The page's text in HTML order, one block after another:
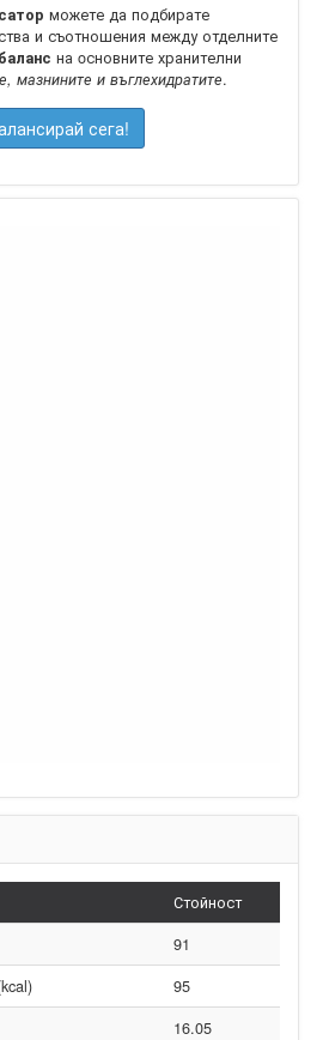
можете да подбирате
и съотношения между отделните
на oсновните хранителни
мазнините и въглехидратите.
сега!
Стойност
91
95
16.05